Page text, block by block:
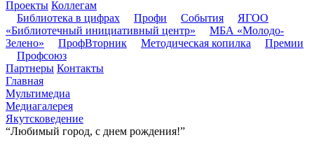
Проекты Коллегам
Библиотека в цифрах
Профи События
ЯГОО
«Библиотечный инициативный центр»
МБА «Молодо-
Зелено»
ПрофВторник Методическая копилка
Премии
Профсоюз
Партнеры Контакты
Главная
Мультимедиа
Медиагалерея
Якутсковедение
“Любимый город, с днем рождения!”